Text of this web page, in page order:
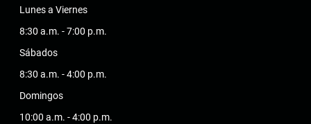
Lunes a Viernes
8:30 a.m. - 7:00 p.m.
Sábados
8:30 a.m. - 4:00 p.m.
Domingos
10:00 a.m. - 4:00 p.m.